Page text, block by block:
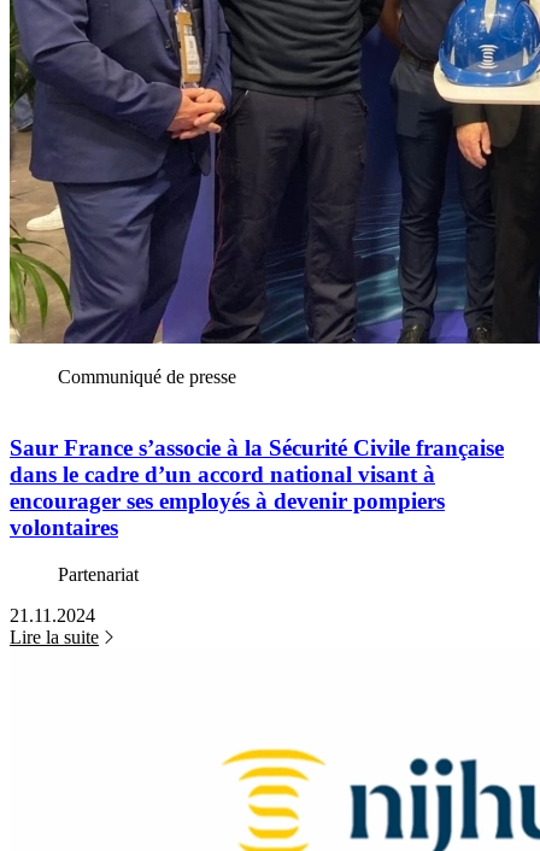
Communiqué de presse
Saur France s’associe à la Sécurité Civile française
dans le cadre d’un accord national visant à
encourager ses employés à devenir pompiers
volontaires
Partenariat
21.11.2024
Lire la suite